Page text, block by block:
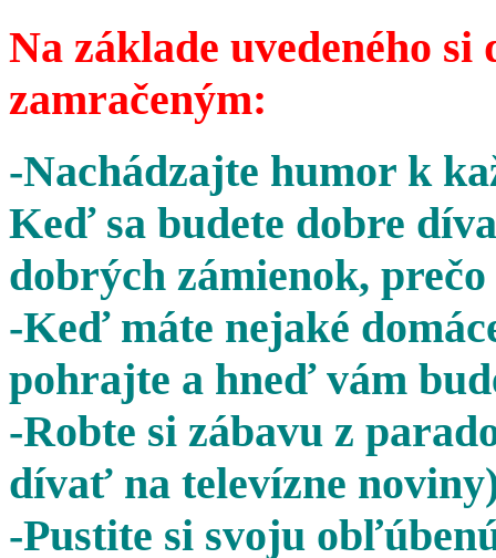
Na základe uvedeného
zamračeným:
-Nachádzajte humor k
Keď sa budete dobre
dobrých zámienok,
-Keď máte nejaké
pohrajte a hneď vám
-Robte si zábavu z
dívať na televízne
-Pustite si svoju